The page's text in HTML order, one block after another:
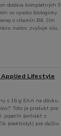
dodáva kompletných 9
vo vysoko biologicky
o vitamín B6, čím
svalov, zvyšuje silu,
Applied Lifestyle
s 16 g EAA na dávku.
Toto je produkt pre
piperín (extrakt z
(elektrolyt) pre ďalšiu